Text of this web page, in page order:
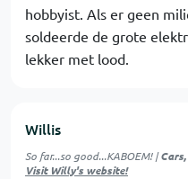
hobbyist. Als er geen
soldeerde de grote
lekker met lood.
Willis
So far...so good...KABOEM! |
Visit Willy's website!